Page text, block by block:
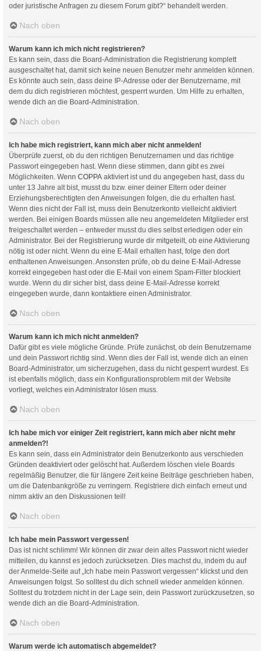
oder juristische Anfragen zu diesem Forum gibt?“ behandelt werden.
Nach oben
Warum kann ich mich nicht registrieren?
Es kann sein, dass die Board-Administration die Registrierung komplett
ausgeschaltet hat, damit sich keine neuen Benutzer mehr anmelden können.
Es könnte auch sein, dass deine IP-Adresse oder der Benutzername, mit
dem du dich registrieren möchtest, gesperrt wurden. Um Hilfe zu erhalten,
wende dich an die Board-Administration.
Nach oben
Ich habe mich registriert, kann mich aber nicht anmelden!
Überprüfe zuerst, ob du den richtigen Benutzernamen und das richtige
Passwort eingegeben hast. Wenn diese stimmen, dann gibt es zwei
Möglichkeiten. Wenn COPPA aktiviert ist und du angegeben hast, dass du
unter 13 Jahre alt bist, musst du bzw. einer deiner Eltern oder deiner
Erziehungsberechtigten den Anweisungen folgen, die du erhalten hast.
Wenn dies nicht der Fall ist, muss dein Benutzerkonto vielleicht aktiviert
werden. Bei einigen Boards müssen alle neu angemeldeten Mitglieder erst
freigeschaltet werden – entweder musst du dies selbst erledigen oder ein
Administrator. Bei der Registrierung wurde dir mitgeteilt, ob eine Aktivierung
nötig ist oder nicht. Wenn du eine E-Mail erhalten hast, folge den dort
enthaltenen Anweisungen. Ansonsten prüfe, ob du deine E-Mail-Adresse
korrekt eingegeben hast oder die E-Mail von einem Spam-Filter blockiert
wurde. Wenn du dir sicher bist, dass deine E-Mail-Adresse korrekt
eingegeben wurde, dann kontaktiere einen Administrator.
Nach oben
Warum kann ich mich nicht anmelden?
Dafür gibt es viele mögliche Gründe. Prüfe zunächst, ob dein Benutzername
und dein Passwort richtig sind. Wenn dies der Fall ist, wende dich an einen
Board-Administrator, um sicherzugehen, dass du nicht gesperrt wurdest. Es
ist ebenfalls möglich, dass ein Konfigurationsproblem mit der Website
vorliegt, welches ein Administrator lösen muss.
Nach oben
Ich habe mich vor einiger Zeit registriert, kann mich aber nicht mehr
anmelden?!
Es kann sein, dass ein Administrator dein Benutzerkonto aus verschieden
Gründen deaktiviert oder gelöscht hat. Außerdem löschen viele Boards
regelmäßig Benutzer, die für längere Zeit keine Beiträge geschrieben haben,
um die Datenbankgröße zu verringern. Registriere dich einfach erneut und
nimm aktiv an den Diskussionen teil!
Nach oben
Ich habe mein Passwort vergessen!
Das ist nicht schlimm! Wir können dir zwar dein altes Passwort nicht wieder
mitteilen, du kannst es jedoch zurücksetzen. Dies machst du, indem du auf
der Anmelde-Seite auf „Ich habe mein Passwort vergessen“ klickst und den
Anweisungen folgst. So solltest du dich schnell wieder anmelden können.
Solltest du trotzdem nicht in der Lage sein, dein Passwort zurückzusetzen, so
wende dich an die Board-Administration.
Nach oben
Warum werde ich automatisch abgemeldet?